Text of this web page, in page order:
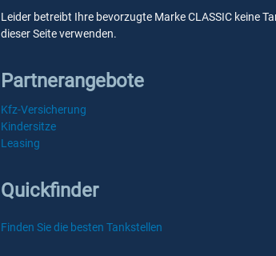
Leider betreibt Ihre bevorzugte Marke CLASSIC keine
dieser Seite verwenden.
Partnerangebote
Kfz-Versicherung
Kindersitze
Leasing
Quickfinder
Finden Sie die besten Tankstellen